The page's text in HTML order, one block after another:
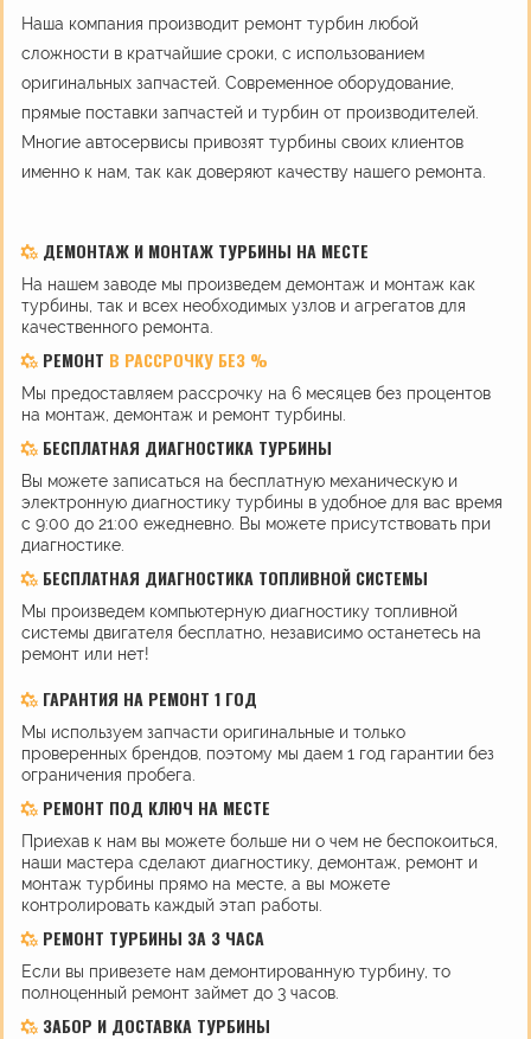
Наша компания производит ремонт турбин любой
сложности в кратчайшие сроки, с использованием
оригинальных запчастей. Современное оборудование,
прямые поставки запчастей и турбин от производителей.
Многие автосервисы привозят турбины своих клиентов
именно к нам, так как доверяют качеству нашего ремонта.
ДЕМОНТАЖ И МОНТАЖ ТУРБИНЫ НА МЕСТЕ
На нашем заводе мы произведем демонтаж и монтаж как
турбины, так и всех необходимых узлов и агрегатов для
качественного ремонта.
РЕМОНТ В РАССРОЧКУ БЕЗ %
Мы предоставляем рассрочку на 6 месяцев без процентов
на монтаж, демонтаж и ремонт турбины.
БЕСПЛАТНАЯ ДИАГНОСТИКА ТУРБИНЫ
Вы можете записаться на бесплатную механическую и
электронную диагностику турбины в удобное для вас время
с 9:00 до 21:00 ежедневно. Вы можете присутствовать при
диагностике.
БЕСПЛАТНАЯ ДИАГНОСТИКА ТОПЛИВНОЙ СИСТЕМЫ
Мы произведем компьютерную диагностику топливной
системы двигателя бесплатно, независимо останетесь на
ремонт или нет!
ГАРАНТИЯ НА РЕМОНТ 1 ГОД
Мы используем запчасти оригинальные и только
проверенных брендов, поэтому мы даем 1 год гарантии без
ограничения пробега.
РЕМОНТ ПОД КЛЮЧ НА МЕСТЕ
Приехав к нам вы можете больше ни о чем не беспокоиться,
наши мастера сделают диагностику, демонтаж, ремонт и
монтаж турбины прямо на месте, а вы можете
контролировать каждый этап работы.
РЕМОНТ ТУРБИНЫ ЗА 3 ЧАСА
Если вы привезете нам демонтированную турбину, то
полноценный ремонт займет до 3 часов.
ЗАБОР И ДОСТАВКА ТУРБИНЫ